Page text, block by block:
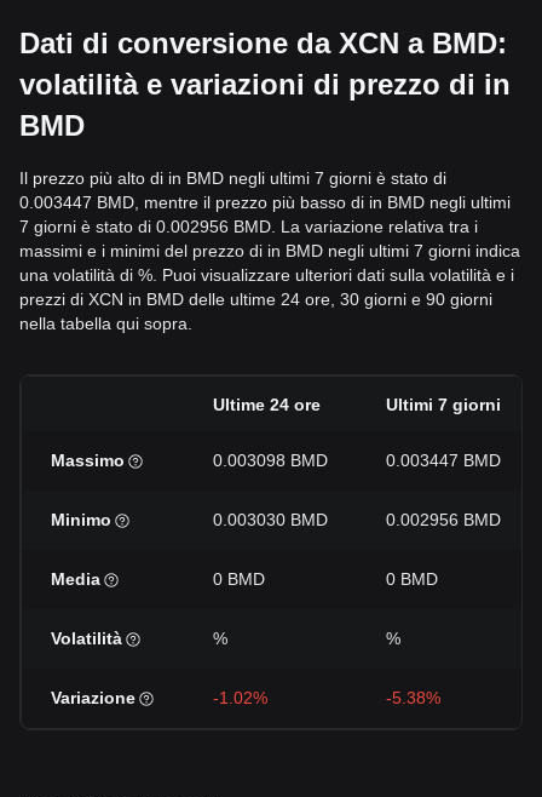
Dati di conversione da XCN a BMD:
volatilità e variazioni di prezzo di in
BMD
Il prezzo più alto di in BMD negli ultimi 7 giorni è stato di
0.003447 BMD, mentre il prezzo più basso di in BMD negli ultimi
7 giorni è stato di 0.002956 BMD. La variazione relativa tra i
massimi e i minimi del prezzo di in BMD negli ultimi 7 giorni indica
una volatilità di %. Puoi visualizzare ulteriori dati sulla volatilità e i
prezzi di XCN in BMD delle ultime 24 ore, 30 giorni e 90 giorni
nella tabella qui sopra.
Ultime 24 ore Ultimi 7 giorni
Massimo 0.003098 BMD 0.003447 BMD
Minimo 0.003030 BMD 0.002956 BMD
Media 0 BMD 0 BMD
Volatilità % %
Variazione -1.02% -5.38%